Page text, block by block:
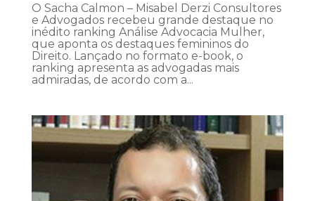
O Sacha Calmon – Misabel Derzi Consultores
e Advogados recebeu grande destaque no
inédito ranking Análise Advocacia Mulher,
que aponta os destaques femininos do
Direito. Lançado no formato e-book, o
ranking apresenta as advogadas mais
admiradas, de acordo com a...